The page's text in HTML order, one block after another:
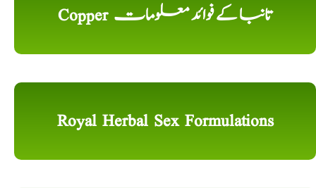
Copper تانبا کے فوائد معلومات
Royal Herbal Sex Formulations